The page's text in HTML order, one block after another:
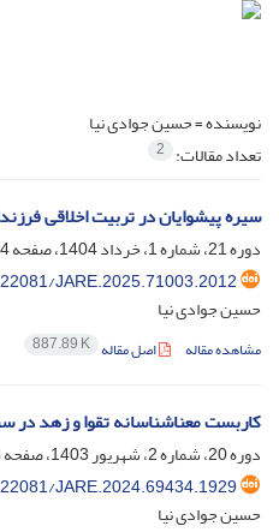
نویسنده =حسین جوادی نیا
تعداد مقالات: 2
سیره پیشوایان در تربیت اخلاقی
دوره 21، شماره 1، خرداد 1404، صفحه
JARE.2025.71003.2012
حسین جوادی نیا
مشاهده مقاله اصل مقاله 887.89 K
کاربست معناشناسانه تقوا و زهد در
دوره 20، شماره 2، شهریور 1403، صفحه
JARE.2024.69434.1929
حسین جوادی نیا